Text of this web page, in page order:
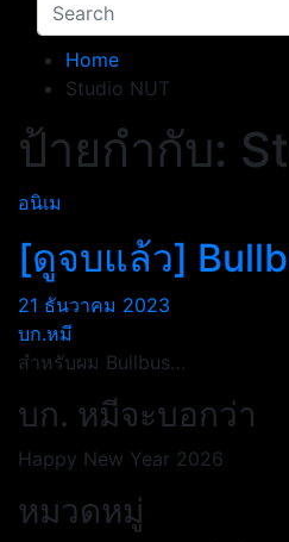
Home
Studio NUT
ป้ายกำกับ:
อนิเม
[ดูจบแล้ว]
21 ธันวาคม 2023
บก.หมี
สำหรับผม Bullbus…
บก. หมีจะบอกว่า
Happy New Year 2026
หมวดหมู่